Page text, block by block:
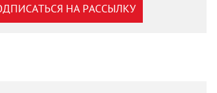
НА РАССЫЛКУ